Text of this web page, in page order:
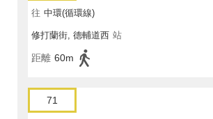
往 中環(循環線)
修打蘭街, 德輔道西 站
距離 60m
71